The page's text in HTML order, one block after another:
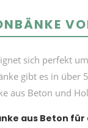
sich perfekt
gibt es in über
aus Beton und
aus Beton